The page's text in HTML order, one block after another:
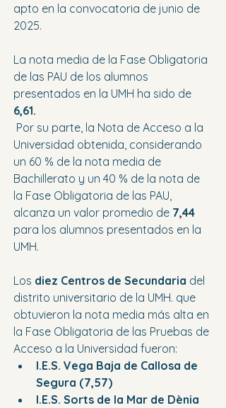
apto en la convocatoria de junio de
2025.
La nota media de la Fase Obligatoria
de las PAU de los alumnos
presentados en la UMH ha sido de
6,61.
Universidad obtenida, considerando
un 60 % de la nota media de
Bachillerato y un 40 % de la nota de
la Fase Obligatoria de las PAU,
alcanza un valor promedio de 7,44
para los alumnos presentados en la
UMH.
Los diez Centros de Secundaria del
distrito universitario de la UMH. que
obtuvieron la nota media más alta en
la Fase Obligatoria de las Pruebas de
Acceso a la Universidad fueron:
I.E.S. Vega Baja de Callosa de
Segura (7,57)
I.E.S. Sorts de la Mar de Dènia